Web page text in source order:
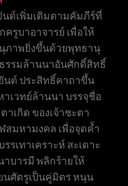
นต์เพิ่มเติมตามคัมภีร์ที่
รูบาอาจารย์ เพื่อให้
ภาพยิ่งขึ้นด้วยพุทธานุ
รรมล้านนาอันศักดิ์สิทธิ์
นต์ ประสิทธิ์คาถาขึ้น
เวทย์ล้านนา บรรจุชื่อ
าเกิด ของเจ้าชะตา
สมหามงคล เพื่อจุดค้ำ
รเทาเคราะห์ สะเดาะ
าบารมี พลิกร้ายให้
นศัตรูเป็นคู่มิตร หนุน